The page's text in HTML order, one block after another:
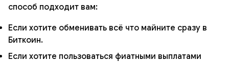
способ подходит вам:
Если хотите обменивать всё что майните сразу в
Биткоин.
Если хотите пользоваться фиатными выплатами